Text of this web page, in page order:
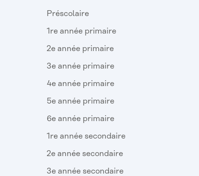
Préscolaire
1re année primaire
2e année primaire
3e année primaire
4e année primaire
5e année primaire
6e année primaire
1re année secondaire
2e année secondaire
3e année secondaire